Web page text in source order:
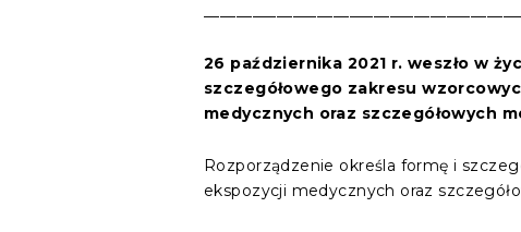
26 października 2021 r. weszło w
szczegółowego zakresu
medycznych oraz szczegółowych
Rozporządzenie określa formę i
ekspozycji medycznych oraz